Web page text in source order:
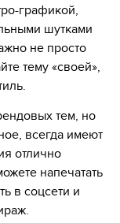
графикой,
шутками
не просто
тему «своей»,
тем, но
всегда имеют
отлично
напечатать
в соцсети и